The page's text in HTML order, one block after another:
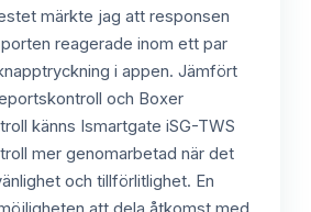
märkte jag att responsen
reagerade inom ett par
i appen. Jämfört
och Boxer
känns Ismartgate iSG-TWS
mer genomarbetad när det
och tillförlitlighet. En